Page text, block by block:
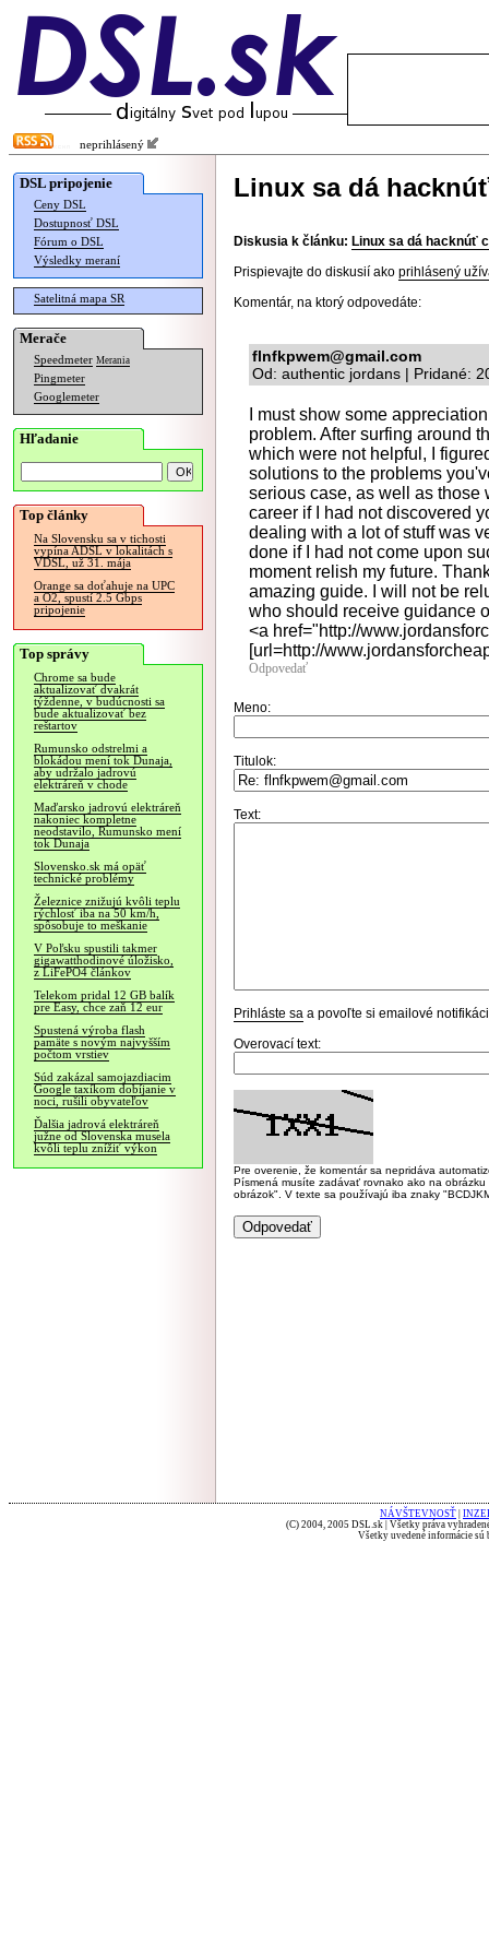
neprihlásený
DSL pripojenie
Ceny DSL
Dostupnosť DSL
Fórum o DSL
Výsledky meraní
Satelitná mapa SR
Merače
Speedmeter Merania
Pingmeter
Googlemeter
Hľadanie
Top články
Na Slovensku sa v tichosti
vypína ADSL v lokalitách s
VDSL, už 31. mája
Orange sa doťahuje na UPC
a O2, spustí 2.5 Gbps
pripojenie
Top správy
Chrome sa bude
aktualizovať dvakrát
týždenne, v budúcnosti sa
bude aktualizovať bez
reštartov
Rumunsko odstrelmi a
blokádou mení tok Dunaja,
aby udržalo jadrovú
elektráreň v chode
Maďarsko jadrovú elektráreň
nakoniec kompletne
neodstavilo, Rumunsko mení
tok Dunaja
Slovensko.sk má opäť
technické problémy
Železnice znižujú kvôli teplu
rýchlosť iba na 50 km/h,
spôsobuje to meškanie
V Poľsku spustili takmer
gigawatthodinové úložisko,
z LiFePO4 článkov
Telekom pridal 12 GB balík
pre Easy, chce zaň 12 eur
Spustená výroba flash
pamäte s novým najvyšším
počtom vrstiev
Súd zakázal samojazdiacim
Google taxíkom dobíjanie v
noci, rušili obyvateľov
Ďalšia jadrová elektráreň
južne od Slovenska musela
kvôli teplu znížiť výkon
Linux sa dá
Diskusia k článku: Linux sa dá hacknúť
Prispievajte do diskusií ako prihlásený
Komentár, na ktorý odpovedáte:
flnfkpwem@gmail.com
Od: authentic jordans | Pridané:
I must show some
problem. After surfing around
which were not helpful, I
solutions to the problems
serious case, as well as those
career if I had not discovered
dealing with a lot of stuff was
done if I had not come upon
moment relish my future.
amazing guide. I will not be
who should receive guidance
<a href="http://
[url=http://
Odpovedať
Meno:
Titulok:
Text:
Prihláste sa a povoľte si emailové
Overovací text:
Pre overenie, že komentár sa nepridáva
Písmená musíte zadávať rovnako ako na
obrázok". V texte sa používajú iba znaky
NÁVŠTEVNOSŤ
(C) 2004, 2005 DSL.sk | Všetky práva
Všetky uvedené informácie sú